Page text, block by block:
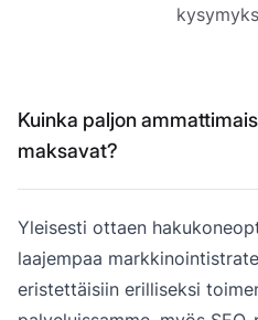
Kuinka paljon
maksavat?
Yleisesti ottaen
laajempaa
eristettäisiin erilliseksi